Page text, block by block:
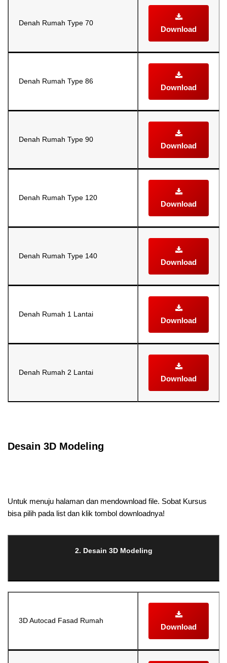
Denah Rumah Type 70
Download
Denah Rumah Type 86
Download
Denah Rumah Type 90
Download
Denah Rumah Type 120
Download
Denah Rumah Type 140
Download
Denah Rumah 1 Lantai
Download
Denah Rumah 2 Lantai
Download
Desain 3D Modeling
Untuk menuju halaman dan mendownload file. Sobat Kursus
bisa pilih pada list dan klik tombol downloadnya!
2. Desain 3D Modeling
3D Autocad Fasad Rumah
Download